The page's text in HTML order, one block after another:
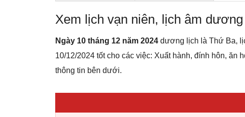
Xem lịch vạn niên, lịch âm
Ngày 10 tháng 12 năm 2024 dương lịch là Thứ Ba,
10/12/2024 tốt cho các việc: Xuất hành, đính hôn,
thông tin bên dưới.